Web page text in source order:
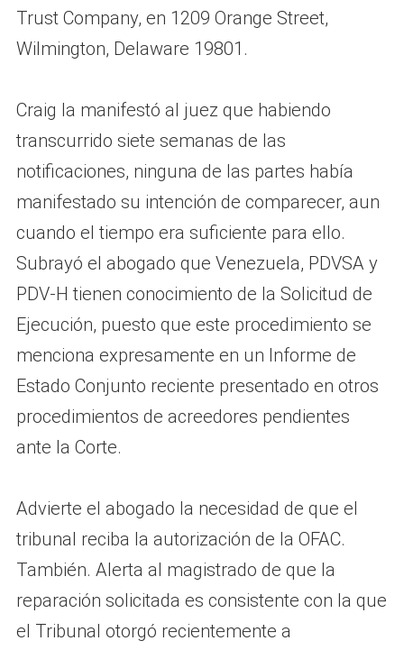
Trust Company, en 1209 Orange Street,
Wilmington, Delaware 19801.
Craig la manifestó al juez que habiendo
transcurrido siete semanas de las
notificaciones, ninguna de las partes había
manifestado su intención de comparecer, aun
cuando el tiempo era suficiente para ello.
Subrayó el abogado que Venezuela, PDVSA y
PDV-H tienen conocimiento de la Solicitud de
Ejecución, puesto que este procedimiento se
menciona expresamente en un Informe de
Estado Conjunto reciente presentado en otros
procedimientos de acreedores pendientes
ante la Corte.
Advierte el abogado la necesidad de que el
tribunal reciba la autorización de la OFAC.
También. Alerta al magistrado de que la
reparación solicitada es consistente con la que
el Tribunal otorgó recientemente a